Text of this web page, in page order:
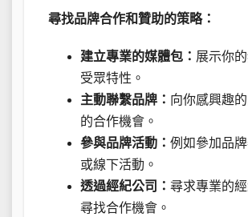
尋找品牌合作和贊助的策略：
建立專業的媒體包： 展示你
受眾特性。
主動聯繫品牌： 向你感興趣
的合作機會。
參與品牌活動： 例如參加品
或線下活動。
透過經紀公司： 尋求專業的
尋找合作機會。